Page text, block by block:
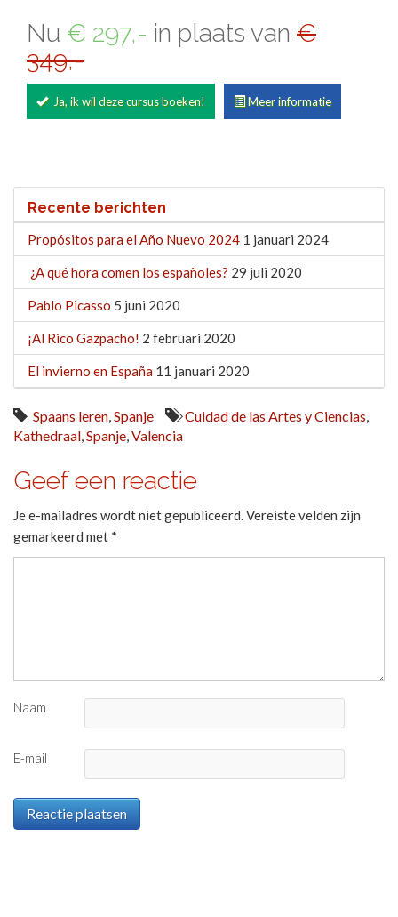
Nu € 297,- in plaats van €
349,-
Ja, ik wil deze cursus boeken! Meer informatie
Recente berichten
Propósitos para el Año Nuevo 2024 1 januari 2024
¿A qué hora comen los españoles? 29 juli 2020
Pablo Picasso 5 juni 2020
¡Al Rico Gazpacho! 2 februari 2020
El invierno en España 11 januari 2020
Spaans leren,Spanje Cuidad de las Artes y Ciencias,
Kathedraal,Spanje,Valencia
Geef een reactie
Je e-mailadres wordt niet gepubliceerd.Vereiste velden zijn
gemarkeerd met *
Naam
E-mail